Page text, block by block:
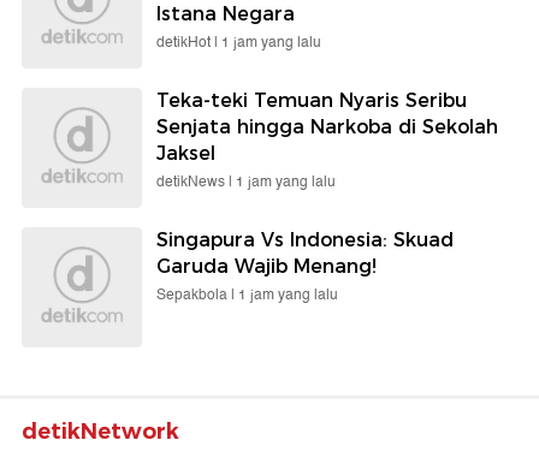
Istana Negara
detikHot | 1 jam yang lalu
Teka-teki Temuan Nyaris Seribu
Senjata hingga Narkoba di Sekolah
Jaksel
detikNews | 1 jam yang lalu
Singapura Vs Indonesia: Skuad
Garuda Wajib Menang!
Sepakbola | 1 jam yang lalu
detikNetwork